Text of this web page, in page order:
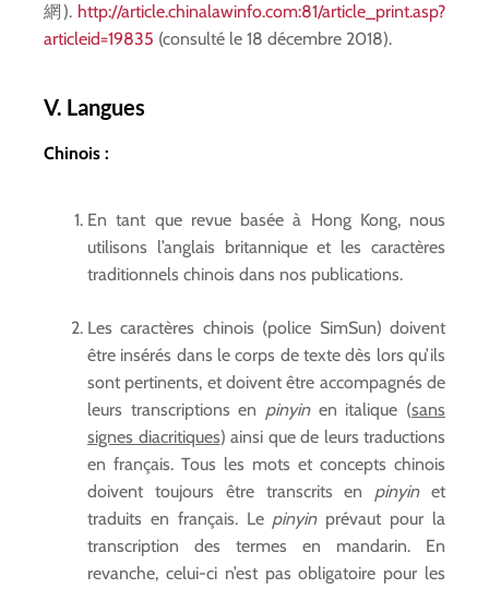
網). http://article.chinalawinfo.com:81/article_print.asp?
articleid=19835 (consulté le 18 décembre 2018).
V. Langues
Chinois :
En tant que revue basée à Hong Kong, nous
utilisons l’anglais britannique et les caractères
traditionnels chinois dans nos publications.
Les caractères chinois (police SimSun) doivent
être insérés dans le corps de texte dès lors qu’ils
sont pertinents, et doivent être accompagnés de
leurs transcriptions en pinyinen italique (sans
signes diacritiques) ainsi que de leurs traductions
en français. Tous les mots et concepts chinois
doivent toujours être transcrits en pinyinet
traduits en français. Lepinyin prévaut pour la
transcription des termes en mandarin. En
revanche, celui-ci n’est pas obligatoire pour les